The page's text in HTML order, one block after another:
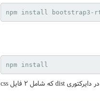
npm install bootstrap3-
npm install
۴: بعد از نصب موفق پکیج‌‌ها می‌توانید با زدن دستور زیر در ترمینال یا CMD ویندوز پس از اتمام پردازش‌ها فایل bootstrap rtl رو در دایرکتوری dist که شامل ۲ فایل css